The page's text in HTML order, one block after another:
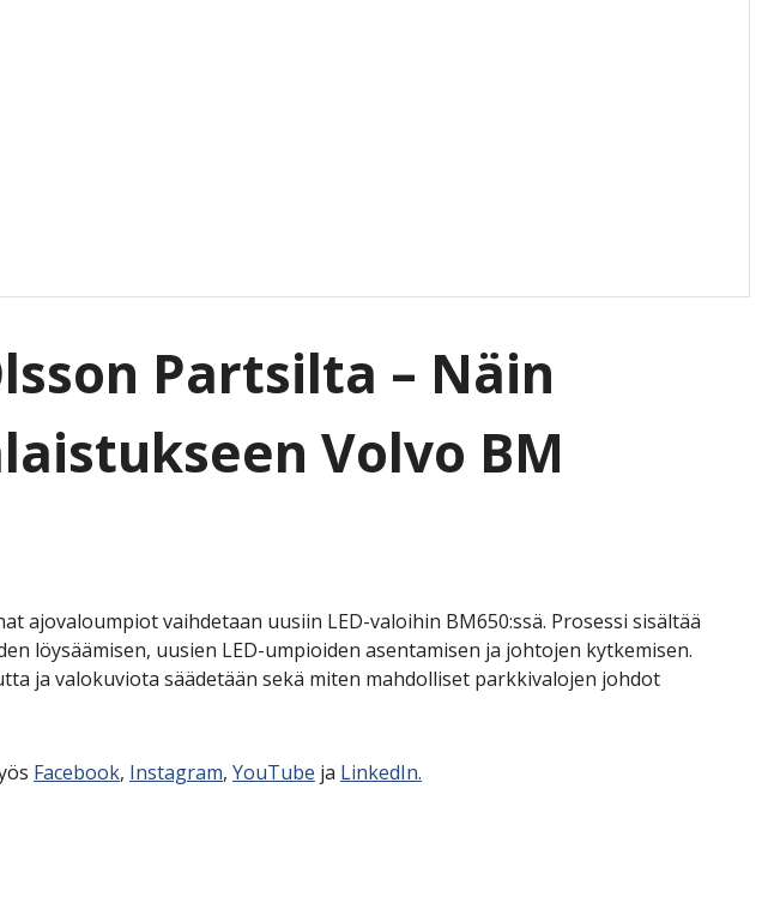
Partsilta – Näin
Volvo BM
ajovaloumpiot vaihdetaan uusiin LED-valoihin BM650:ssä. Prosessi sisältää
löysäämisen, uusien LED-umpioiden asentamisen ja johtojen kytkemisen.
ja valokuviota säädetään sekä miten mahdolliset parkkivalojen johdot
Facebook, Instagram, YouTube ja LinkedIn.